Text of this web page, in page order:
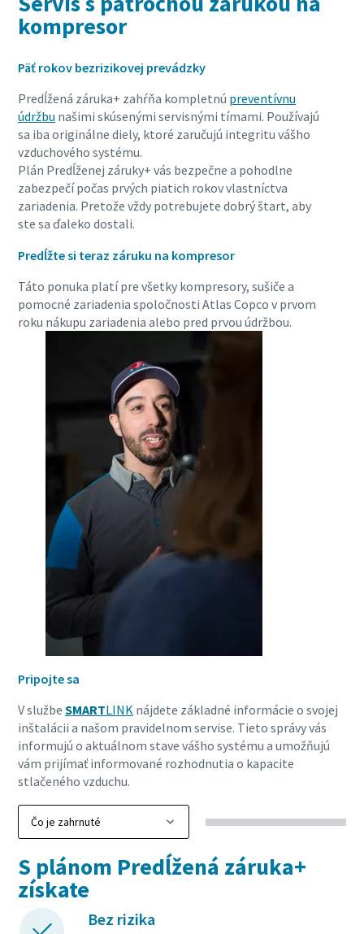
10 krokov k ekologickej a efektívnejšej výrobe
stlačeného vzduchu
potrebujete vedieť
Zistiť
Všetko, čo potrebujete vedieť o procese
Zistite, ako môžete vytvoriť efektívnejší proces
pneumatickej prepravy.
Zistiť
kompresor
Päť rokov bezrizikovej prevádzky
Predĺžená záruka+ zahŕňa kompletnú preventívnu
údržbu našimi skúsenými servisnými tímami. Používajú
sa iba originálne diely, ktoré zaručujú integritu vášho
vzduchového systému.
Plán Predĺženej záruky+ vás bezpečne a pohodlne
zabezpečí počas prvých piatich rokov vlastníctva
zariadenia. Pretože vždy potrebujete dobrý štart, aby
ste sa ďaleko dostali.
Predĺžte si teraz záruku na kompresor
Táto ponuka platí pre všetky kompresory, sušiče a
pomocné zariadenia spoločnosti Atlas Copco v prvom
roku nákupu zariadenia alebo pred prvou údržbou.
Pripojte sa
V službe SMARTLINK nájdete základné informácie o svojej
inštalácii a našom pravidelnom servise. Tieto správy vás
informujú o aktuálnom stave vášho systému a umožňujú
vám prijímať informované rozhodnutia o kapacite
stlačeného vzduchu.
S plánom Predĺžená záruka+
získate
Bez rizika